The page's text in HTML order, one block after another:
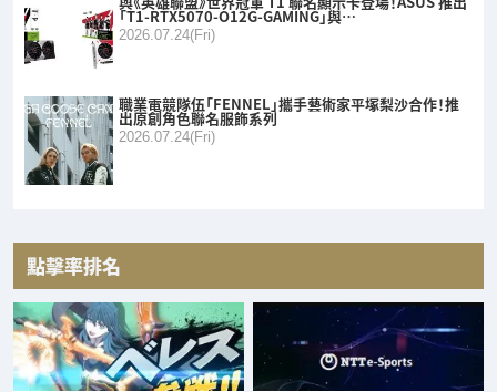
「T1-RTX5070-O12G-GAMING」與…
2026.07.24(Fri)
職業電競隊伍「FENNEL」攜手藝術家平塚梨沙合作！推
出原創角色聯名服飾系列
2026.07.24(Fri)
點擊率排名